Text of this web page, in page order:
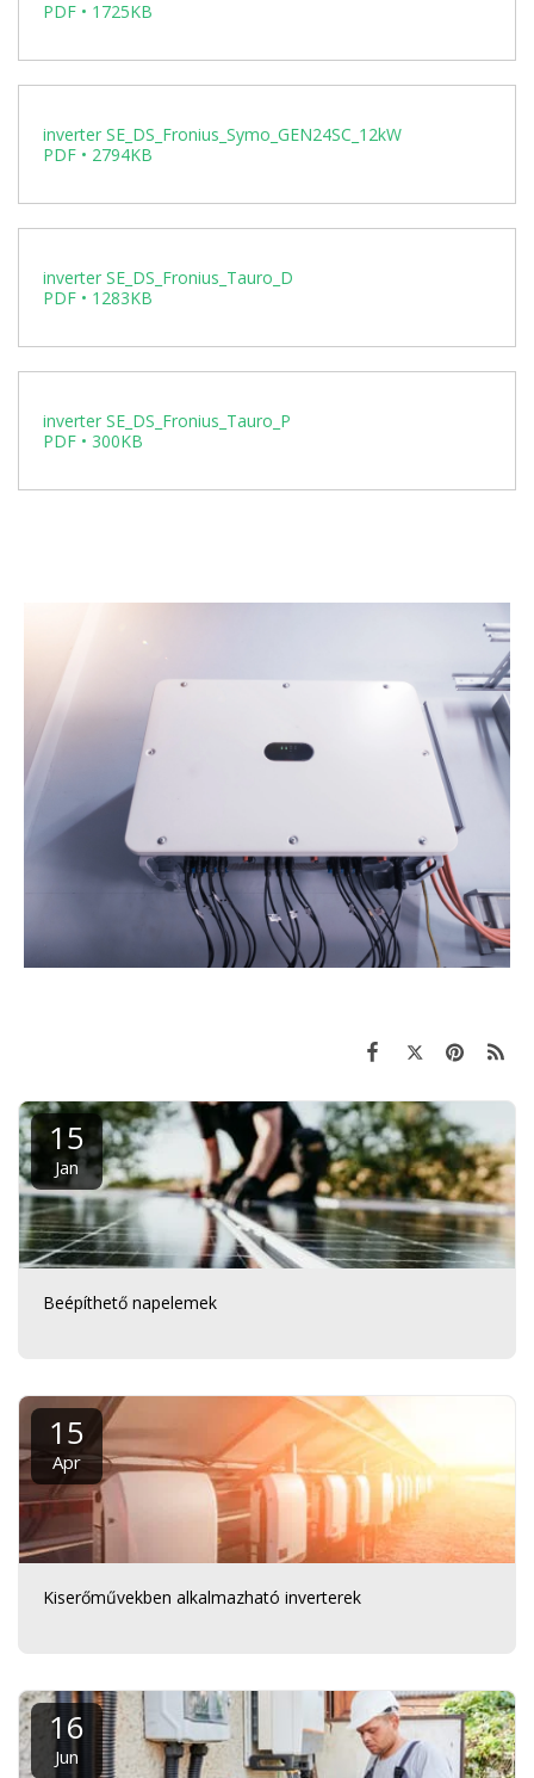
PDF • 1725KB
inverter SE_DS_Fronius_Symo_GEN24SC_12kW
PDF • 2794KB
inverter SE_DS_Fronius_Tauro_D
PDF • 1283KB
inverter SE_DS_Fronius_Tauro_P
PDF • 300KB
15
Jan
Beépíthető napelemek
15
Apr
Kiserőművekben alkalmazható inverterek
16
Jun